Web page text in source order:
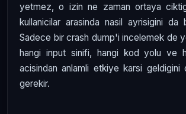
yetmez, o izin ne zaman ortaya
kullanicilar arasinda nasil ayrisigini da
Sadece bir crash dump'i incelemek de
hangi input sinifi, hangi kod yolu ve
acisindan anlamli etkiye karsi
gerekir.